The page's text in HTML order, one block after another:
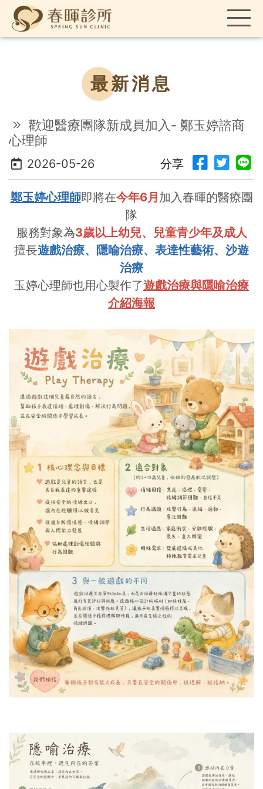
最新消息
歡迎醫療團隊新成員加入- 鄭玉婷諮商
心理師
2026-05-26 分享
鄭玉婷心理師即將在今年6月 加入春暉的醫療團
隊
服務對象為3歲以上幼兒、兒童青少年及成人
擅長遊戲治療、隱喻治療、表達性藝術、沙遊
治療
玉婷心理師也用心製作了遊戲治療與隱喻治療
介紹海報